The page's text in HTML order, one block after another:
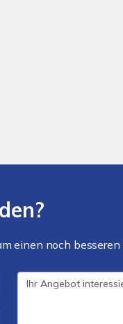
einen noch